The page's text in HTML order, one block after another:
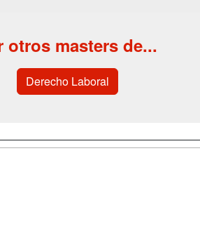
otros masters de...
Derecho Laboral